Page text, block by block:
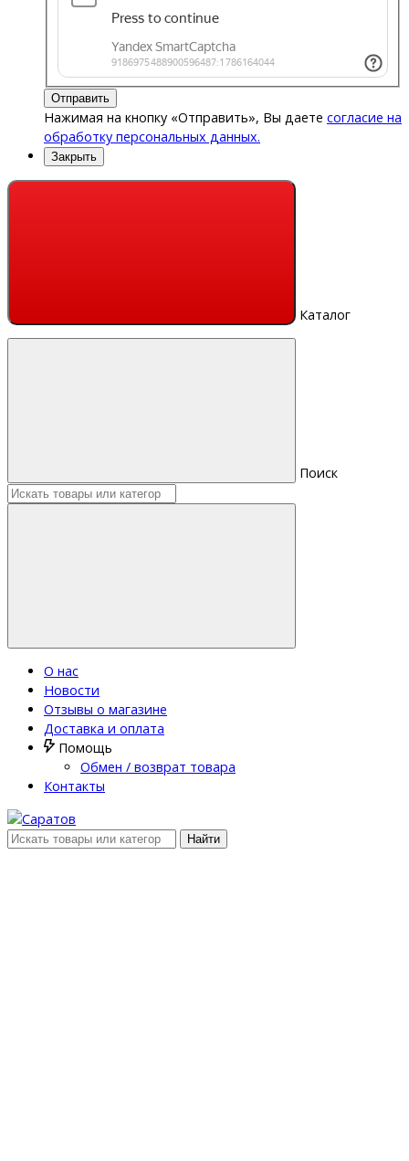
Отправить
Нажимая на кнопку «Отправить», Вы даете согласие на
обработку персональных данных.
Закрыть
Каталог
Поиск
О нас
Новости
Отзывы о магазине
Доставка и оплата
Помощь
Обмен / возврат товара
Контакты
Найти